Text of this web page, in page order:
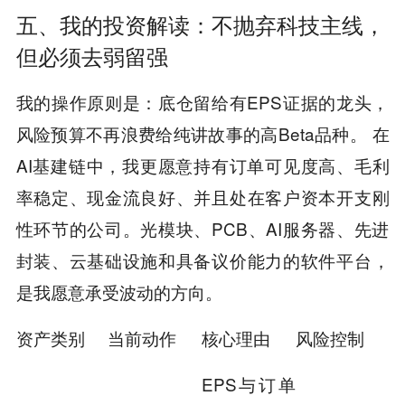
五、我的投资解读：不抛弃科技主线，
但必须去弱留强
我的操作原则是：底仓留给有EPS证据的龙头，
风险预算不再浪费给纯讲故事的高Beta品种。 在
AI基建链中，我更愿意持有订单可见度高、毛利
率稳定、现金流良好、并且处在客户资本开支刚
性环节的公司。光模块、PCB、AI服务器、先进
封装、云基础设施和具备议价能力的软件平台，
是我愿意承受波动的方向。
资产类别
当前动作 核心理由 风险控制
EPS与订单